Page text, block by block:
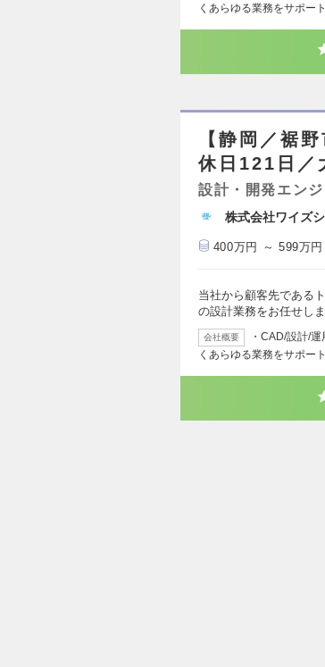
くあらゆる業務をサポー
【静岡／裾
休日121日／
設計・開発エン
株式会社ワイズ
400万円 ～ 599万円
当社から顧客先である
の設計業務をお任せし
会社概要
・CAD/設計/
くあらゆる業務をサポー